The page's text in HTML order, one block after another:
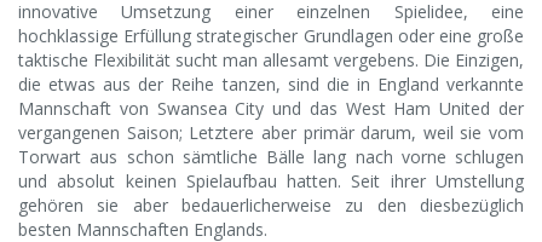
innovative Umsetzung einer einzelnen Spielidee, eine
hochklassige Erfüllung strategischer Grundlagen oder eine große
taktische Flexibilität sucht man allesamt vergebens. Die Einzigen,
die etwas aus der Reihe tanzen, sind die in England verkannte
Mannschaft von Swansea City und das West Ham United der
vergangenen Saison; Letztere aber primär darum, weil sie vom
Torwart aus schon sämtliche Bälle lang nach vorne schlugen
und absolut keinen Spielaufbau hatten. Seit ihrer Umstellung
gehören sie aber bedauerlicherweise zu den diesbezüglich
besten Mannschaften Englands.